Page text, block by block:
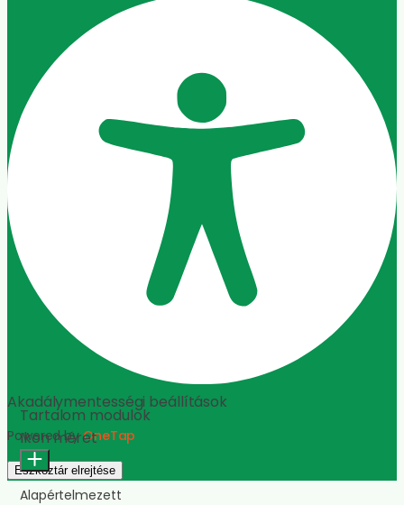
Akadálymentességi beállítások
Powered byOneTap
Eszköztár elrejtése
Tartalom modulok
Ikon méret
Alapértelmezett